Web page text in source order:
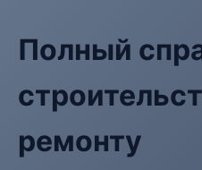
Полный
ремонту